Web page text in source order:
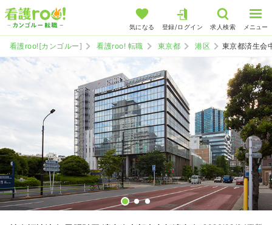
気になる 登録/ログイン 求人検索 メニュー
看護roo![カンゴルー] 看護roo! 転職 東京都 港区 東京都済生会